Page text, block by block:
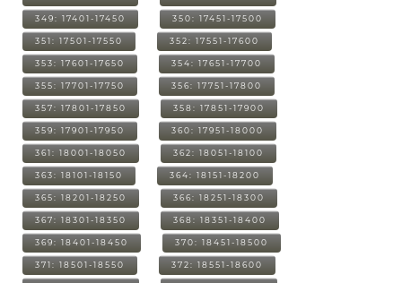
349: 17401-17450 350: 17451-17500
351: 17501-17550 352: 17551-17600
353: 17601-17650 354: 17651-17700
355: 17701-17750 356: 17751-17800
357: 17801-17850 358: 17851-17900
359: 17901-17950 360: 17951-18000
361: 18001-18050 362: 18051-18100
363: 18101-18150 364: 18151-18200
365: 18201-18250 366: 18251-18300
367: 18301-18350 368: 18351-18400
369: 18401-18450 370: 18451-18500
371: 18501-18550 372: 18551-18600